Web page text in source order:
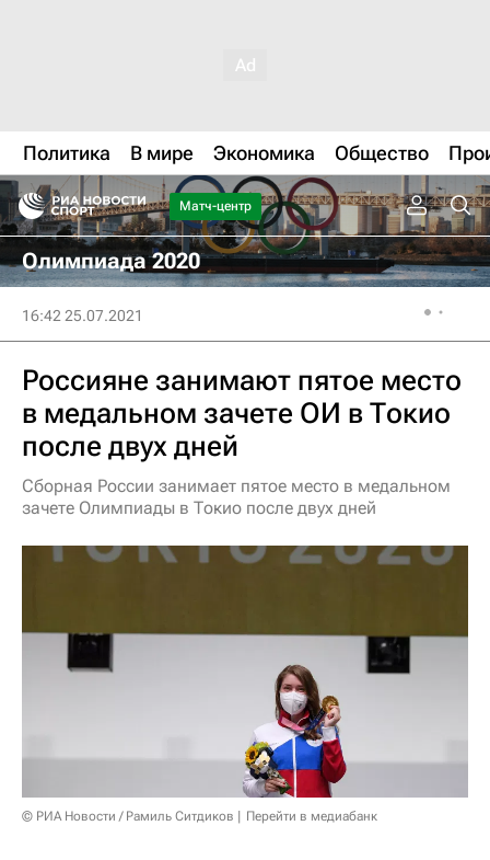
Политика В мире Экономика Общество
Матч-центр
Олимпиада 2020
16:42 25.07.2021
Россияне занимают пятое место
в медальном зачете ОИ в Токио
после двух дней
Сборная России занимает пятое место в медальном
зачете Олимпиады в Токио после двух дней
© РИА Новости / Рамиль Ситдиков Перейти в медиабанк